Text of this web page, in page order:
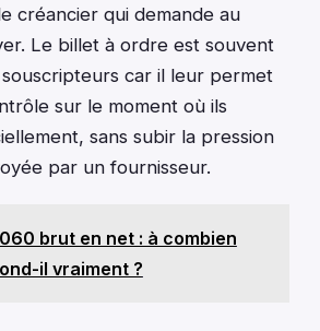
créancier qui demande au
Le billet à ordre est souvent
car il leur permet
sur le moment où ils
sans subir la pression
par un fournisseur.
brut en net : à combien
il vraiment ?